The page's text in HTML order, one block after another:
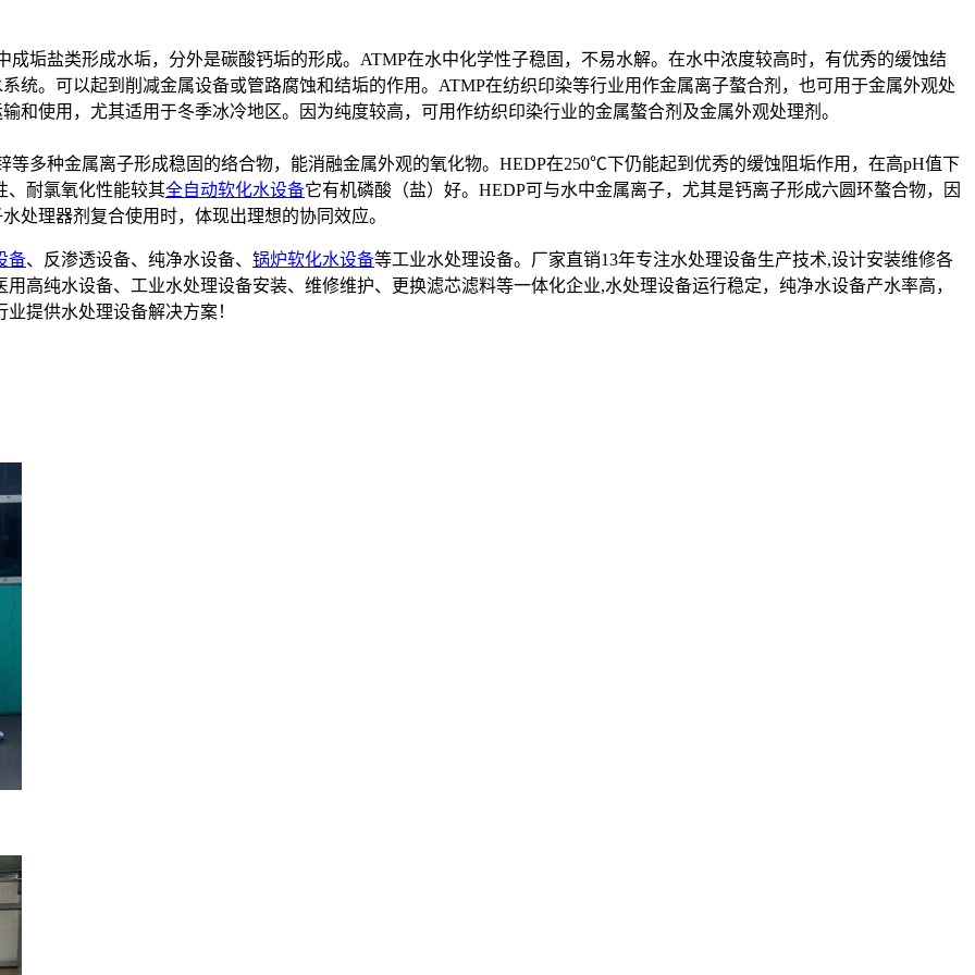
垢盐类形成水垢，分外是碳酸钙垢的形成。ATMP在水中化学性子稳固，不易水解。在水中浓度较高时，有优秀的缓蚀结
统。可以起到削减金属设备或管路腐蚀和结垢的作用。ATMP在纺织印染等行业用作金属离子螯合剂，也可用于金属外观处
和使用，尤其适用于冬季冰冷地区。因为纯度较高，可用作纺织印染行业的金属螯合剂及金属外观处理剂。
多种金属离子形成稳固的络合物，能消融金属外观的氧化物。HEDP在250℃下仍能起到优秀的缓蚀阻垢作用，在高pH值下
、耐氯氧化性能较其全自动软化水设备它有机磷酸（盐）好。HEDP可与水中金属离子，尤其是钙离子形成六圆环螯合物，因
处理器剂复合使用时，体现出理想的协同效应。
备、反渗透设备、纯净水设备、 锅炉软化水设备等工业水处理设备。厂家直销13年专注水处理设备生产技术,设计安装维修各
高纯水设备、工业水处理设备安装、维修维护、更换滤芯滤料等一体化企业,水处理设备运行稳定，纯净水设备产水率高，
提供水处理设备解决方案！